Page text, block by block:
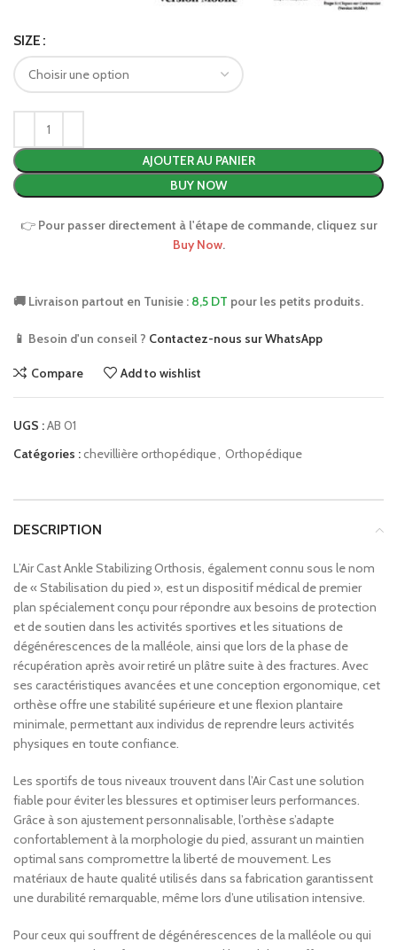
SIZE
AJOUTER AU PANIER
BUY NOW
👉 Pour passer directement à l'étape de commande, cliquez sur
Buy Now.
🚚 Livraison partout en Tunisie : 8,5 DT pour les petits produits.
📱 Besoin d'un conseil ? Contactez-nous sur WhatsApp
Compare Add to wishlist
UGS :AB 01
Catégories :chevillière orthopédique, Orthopédique
DESCRIPTION
L’Air Cast Ankle Stabilizing Orthosis, également connu sous le nom
de « Stabilisation du pied », est un dispositif médical de premier
plan spécialement conçu pour répondre aux besoins de protection
et de soutien dans les activités sportives et les situations de
dégénérescences de la malléole, ainsi que lors de la phase de
récupération après avoir retiré un plâtre suite à des fractures. Avec
ses caractéristiques avancées et une conception ergonomique, cet
orthèse offre une stabilité supérieure et une flexion plantaire
minimale, permettant aux individus de reprendre leurs activités
physiques en toute confiance.
Les sportifs de tous niveaux trouvent dans l’Air Cast une solution
fiable pour éviter les blessures et optimiser leurs performances.
Grâce à son ajustement personnalisable, l’orthèse s’adapte
confortablement à la morphologie du pied, assurant un maintien
optimal sans compromettre la liberté de mouvement. Les
matériaux de haute qualité utilisés dans sa fabrication garantissent
une durabilité remarquable, même lors d’une utilisation intensive.
Pour ceux qui souffrent de dégénérescences de la malléole ou qui